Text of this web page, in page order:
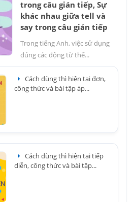
trong câu gián tiếp, Sự
khác nhau giữa tell và
say trong câu gián tiếp
Trong tiếng Anh, việc sử dụng
đúng các động từ thể...
Cách dùng thì hiện tại đơn,
công thức và bài tập áp...
Cách dùng thì hiện tại tiếp
diễn, công thức và bài tập...